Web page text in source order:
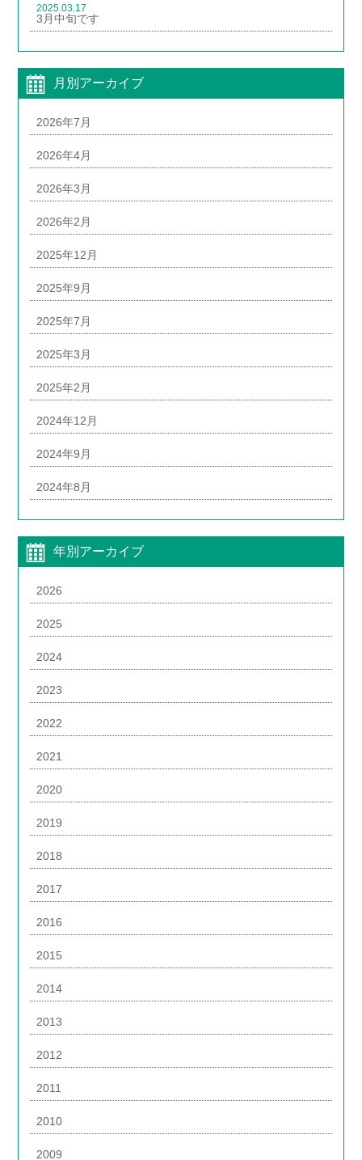
2025.03.17
3月中旬です
月別アーカイブ
2026年7月
2026年4月
2026年3月
2026年2月
2025年12月
2025年9月
2025年7月
2025年3月
2025年2月
2024年12月
2024年9月
2024年8月
年別アーカイブ
2026
2025
2024
2023
2022
2021
2020
2019
2018
2017
2016
2015
2014
2013
2012
2011
2010
2009